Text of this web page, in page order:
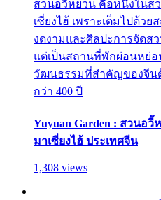
สวนอวี้หยวน คือหนึ่งในส
เซี่ยงไฮ้ เพราะเต็มไปด้ว
งดงามและศิลปะการจัดส
แต่เป็นสถานที่พักผ่อนหย่อ
วัฒนธรรมที่สำคัญของจีน
กว่า 400 ปี
Yuyuan Garden : สวนอ
มาเซี่ยงไฮ้ ประเทศจีน
1,308 views